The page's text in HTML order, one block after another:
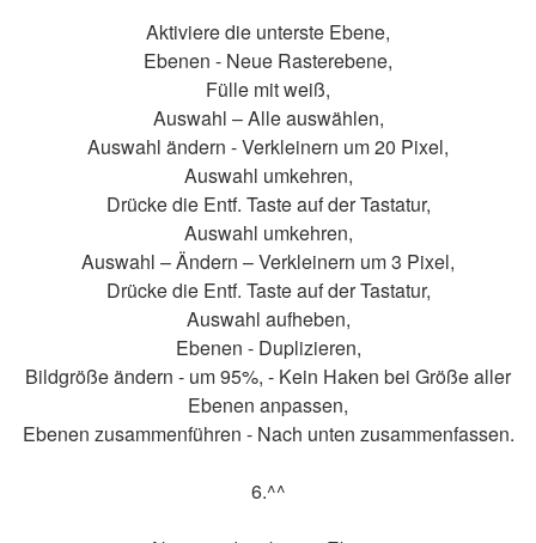
Aktiviere die unterste Ebene,
Ebenen - Neue Rasterebene,
Fülle mit weiß,
Auswahl – Alle auswählen,
Auswahl ändern - Verkleinern um 20 Pixel,
Auswahl umkehren,
Drücke die Entf. Taste auf der Tastatur,
Auswahl umkehren,
Auswahl – Ändern – Verkleinern um 3 Pixel,
Drücke die Entf. Taste auf der Tastatur,
Auswahl aufheben,
Ebenen - Duplizieren,
Bildgröße ändern - um 95%, - Kein Haken bei Größe aller
Ebenen anpassen,
Ebenen zusammenführen - Nach unten zusammenfassen.
6.^^